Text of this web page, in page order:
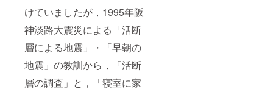
けていましたが，1995年阪
神淡路大震災による「活断
層による地震」・「早朝の
地震」の教訓から，「活断
層の調査」と，「寝室に家